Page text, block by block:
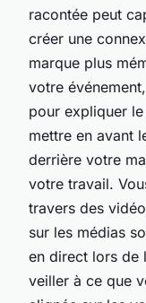
racontée peut
créer une
marque plus
votre
pour expliquer
mettre en avant
derrière votre
votre travail.
travers des
sur les médias
en direct lors de
veiller à ce que